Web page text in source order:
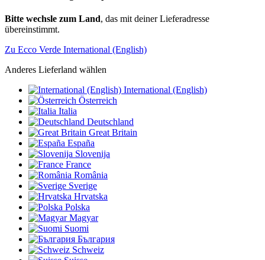
Bitte wechsle zum Land, das mit deiner Lieferadresse
übereinstimmt.
Zu Ecco Verde International (English)
Anderes Lieferland wählen
International (English)
Österreich
Italia
Deutschland
Great Britain
España
Slovenija
France
România
Sverige
Hrvatska
Polska
Magyar
Suomi
България
Schweiz